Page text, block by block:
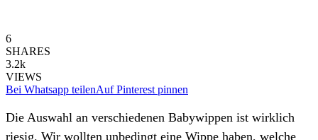
6
SHARES
3.2k
VIEWS
Bei Whatsapp teilenAuf Pinterest pinnen
Die Auswahl an verschiedenen Babywippen ist wirklich
riesig. Wir wollten unbedingt eine Wippe haben, welche